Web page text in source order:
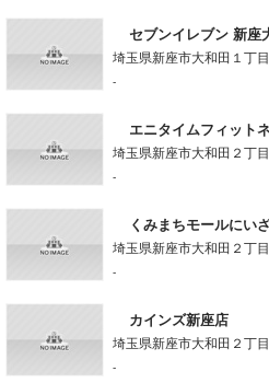
セブンイレブン 新座
埼玉県新座市大和田１丁目
-
エニタイムフィット
埼玉県新座市大和田２丁目
-
くみまちモールにい
埼玉県新座市大和田２丁目
-
カインズ新座店
埼玉県新座市大和田２丁目
-